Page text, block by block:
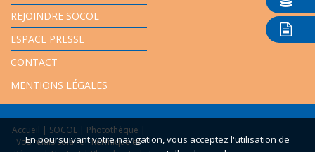
REJOINDRE SOCOL
ESPACE PRESSE
CONTACT
MENTIONS LÉGALES
Accueil | SOCOL | Photothèque |
Vos relais Solaire Thermique en
En poursuivant votre navigation, vous acceptez l'utilisation de